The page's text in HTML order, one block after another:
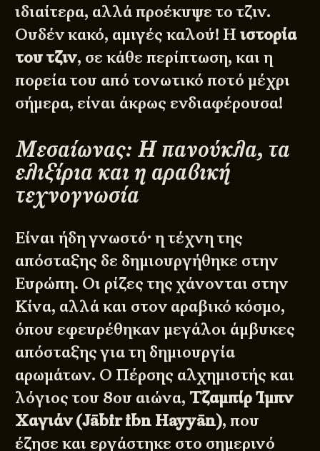
ιδιαίτερα, αλλά προέκυψε το τζιν.
Ουδέν κακό, αμιγές καλού! Ηιστορία
του τζιν, σε κάθε περίπτωση, και η
πορεία του από τονωτικό ποτό μέχρι
σήμερα, είναι άκρως ενδιαφέρουσα!
Μεσαίωνας: Η πανούκλα, τα
ελιξίρια και η αραβική
τεχνογνωσία
Είναι ήδη γνωστό· η τέχνη της
απόσταξης δε δημιουργήθηκε στην
Ευρώπη. Οι ρίζες της χάνονται στην
Κίνα, αλλά και στον αραβικό κόσμο,
όπου εφευρέθηκαν μεγάλοι άμβυκες
απόσταξης για τη δημιουργία
αρωμάτων. Ο Πέρσης αλχημιστής και
λόγιος του 8ου αιώνα, Τζαμπίρ Ίμπν
Χαγιάν (Jābir ibn Hayyān), που
έζησε και εργάστηκε στο σημερινό